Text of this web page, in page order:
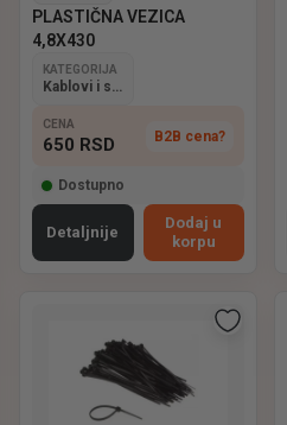
PLASTIČNA VEZICA
4,8X430
KATEGORIJA
Kablovi i spojnice
CENA
650 RSD B2B cena?
Dostupno
Detaljnije
Dodaj u
korpu